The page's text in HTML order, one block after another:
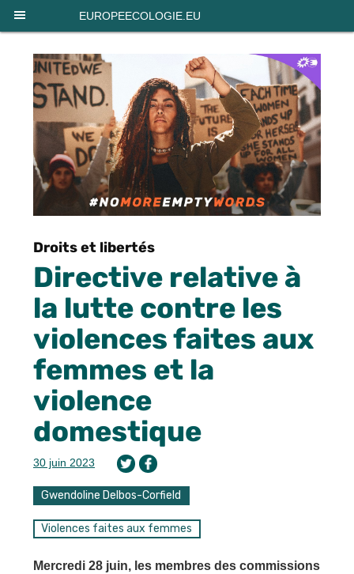
EUROPEECOLOGIE.EU
Droits et libertés
Directive relative à
la lutte contre les
violences faites aux
femmes et la
violence
domestique
30 juin 2023
Gwendoline Delbos-Corfield
Violences faites aux femmes
Mercredi 28 juin, les membres des commissions